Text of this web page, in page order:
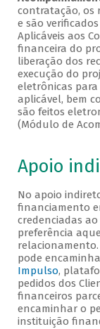
contratação, os
e são
Aplicáveis aos
financeira do
liberação dos
execução do
eletrônicas
aplicável, bem
são feitos
(Módulo de
Apoio
No apoio
financiamento
credenciadas ao
preferência
pode
Impulso,
pedidos dos
financeiros
encaminhar o
instituição